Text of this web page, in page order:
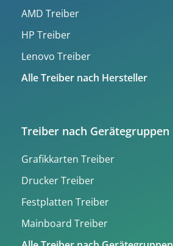
AMD Treiber
HP Treiber
Lenovo Treiber
Alle Treiber nach Hersteller
Treiber nach Gerätegruppen
Grafikkarten Treiber
Drucker Treiber
Festplatten Treiber
Mainboard Treiber